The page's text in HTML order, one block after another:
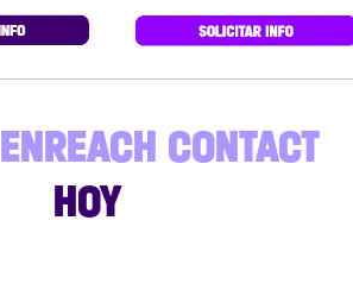
ENREACH CONTACT
HOY